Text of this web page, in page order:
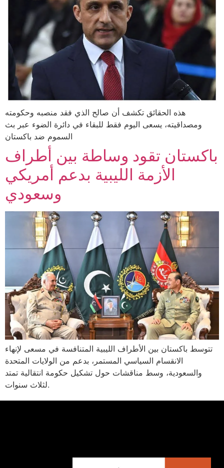
هذه الحقائق تكشف أن صالح الذي فقد منصبه وحكومته
ومصداقيته، يسعى اليوم فقط للبقاء في دائرة الضوء عبر بث
السموم ضد باكستان
باكستان تقود وساطة بين أطراف
الأزمة الليبية بدعم أمريكي
وسعودي
تتوسط باكستان بين الأطراف الليبية المتنافسة في مسعى لإنهاء
الانقسام السياسي المستمر، بدعم من الولايات المتحدة
والسعودية، وسط مناقشات حول تشكيل حكومة انتقالية تمتد
لثلاث سنوات.